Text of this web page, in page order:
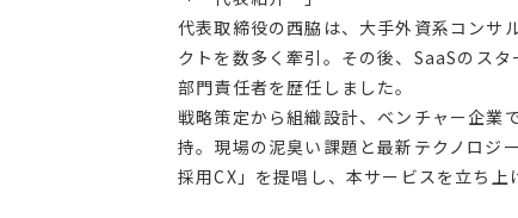
代表取締役の西脇は、大手外資系コンサ
クトを数多く牽引。その後、SaaSのス
部門責任者を歴任しました。
戦略策定から組織設計、ベンチャー企業
持。現場の泥臭い課題と最新テクノロジ
採用CX」を提唱し、本サービスを立ち上